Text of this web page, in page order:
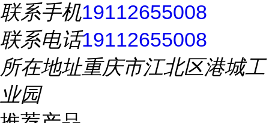
联系手机19112655008
联系电话19112655008
所在地址重庆市江北区港城工
业园